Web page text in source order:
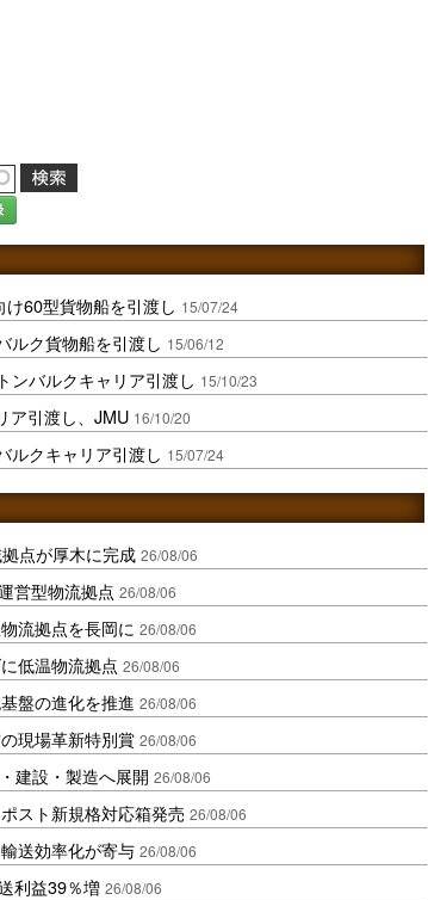
60型貨物船を引渡し 15/07/24
ルク貨物船を引渡し 15/06/12
ンバルクキャリア引渡し 15/10/23
ア引渡し、JMU 16/10/20
ルクキャリア引渡し 15/07/24
点が厚木に完成 26/08/06
営型物流拠点 26/08/06
流拠点を長岡に 26/08/06
低温物流拠点 26/08/06
盤の進化を推進 26/08/06
現場革新特別賞 26/08/06
建設・製造へ展開 26/08/06
スト新規格対応箱発売 26/08/06
送効率化が寄与 26/08/06
利益39％増 26/08/06